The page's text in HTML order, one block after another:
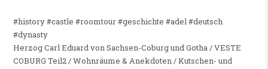
#history #castle #roomtour #geschichte #adel #deutsch
#dynasty
Herzog Carl Eduard von Sachsen-Coburg und Gotha / VESTE
COBURG Teil2 / Wohnräume & Anekdoten / Kutschen- und